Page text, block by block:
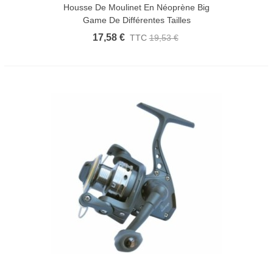
Housse De Moulinet En Néoprène Big
Game De Différentes Tailles
17,58 € TTC 19,53 €